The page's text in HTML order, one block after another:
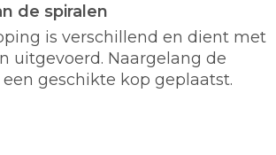
de spiralen
is verschillend en dient met
uitgevoerd. Naargelang de
geschikte kop geplaatst.